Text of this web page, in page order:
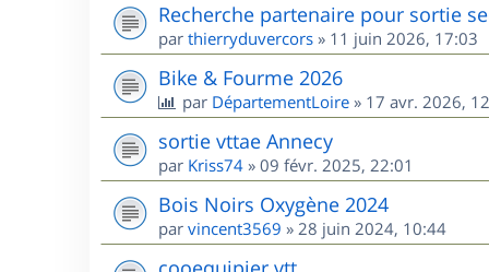
Recherche partenaire pour sortie
par thierryduvercors » 11 juin 2026, 17:03
Bike & Fourme 2026
par DépartementLoire » 17 avr. 2026,
sortie vttae Annecy
par Kriss74 » 09 févr. 2025, 22:01
Bois Noirs Oxygène 2024
par vincent3569 » 28 juin 2024, 10:44